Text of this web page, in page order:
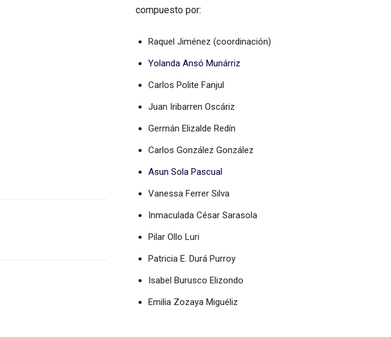
compuesto por:
Raquel Jiménez (coordinación)
Yolanda Ansó Munárriz
Carlos Polite Fanjul
Juan Iribarren Oscáriz
Germán Elizalde Redín
Carlos González González
Asun Sola Pascual
Vanessa Ferrer Silva
Inmaculada César Sarasola
Pilar Ollo Luri
Patricia E. Durá Purroy
Isabel Burusco Elizondo
Emilia Zozaya Miguéliz